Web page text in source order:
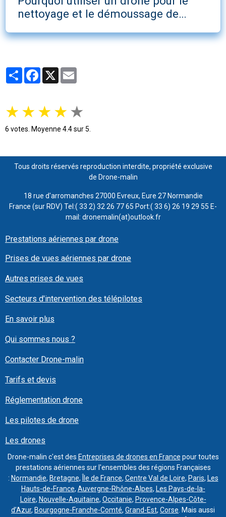
nettoyage et le démoussage de
PartagerFacebook
X
★★★★★
6 votes. Moyenne 4.4sur 5.
Tous droits réservés reproduction interdite, propriété exclusive
de Drone-malin
18 rue d'arromanches 27000 Evreux, Eure 27 Normandie
France (sur RDV) Tel:( 33 2) 32 26 77 65 Port:( 33 6) 26 19 29 55 E-
mail: dronemalin(at)outlook.fr
Prestations aériennes par drone
Prises de vues aériennes par drone
Autres prises de vues
Secteurs d'intervention des télépilotes
En savoir plus
Qui sommes nous ?
Contacter Drone-malin
Tarifs et devis
Réglementation drone
Les pilotes de drone
Les drones
Drone-malin c'est des Entreprises de drones en France pour toutes
prestations aériennes sur l'ensembles des régions Françaises
: Normandie, Bretagne, Île de France, Centre Val de Loire, Paris, Les
Hauts-de-France, Auvergne-Rhône-Alpes, Les Pays-de-la-
Loire, Nouvelle-Aquitaine, Occitanie, Provence-Alpes-Côte-
d’Azur, Bourgogne-Franche-Comté, Grand-Est, Corse . Mais aussi